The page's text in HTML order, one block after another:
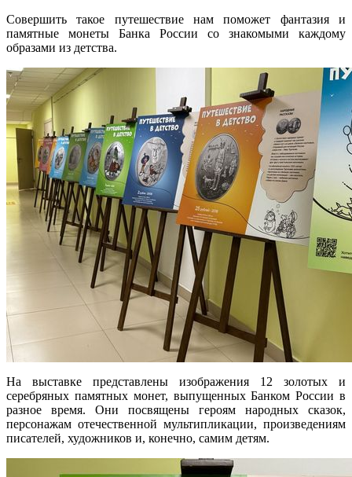
Совершить такое путешествие нам поможет фантазия и
памятные монеты Банка России со знакомыми каждому
образами из детства.
На выставке представлены изображения 12 золотых и
серебряных памятных монет, выпущенных Банком России в
разное время. Они посвящены героям народных сказок,
персонажам отечественной мультипликации, произведениям
писателей, художников и, конечно, самим детям.